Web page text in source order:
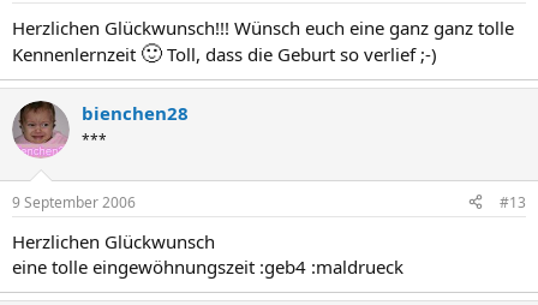
Herzlichen Glückwunsch!!! Wünsch euch eine ganz ganz tolle
Kennenlernzeit 🙂 Toll, dass die Geburt so verlief ;-)
bienchen28
***
9 September 2006 #13
Herzlichen Glückwunsch
eine tolle eingewöhnungszeit :geb4 :maldrueck